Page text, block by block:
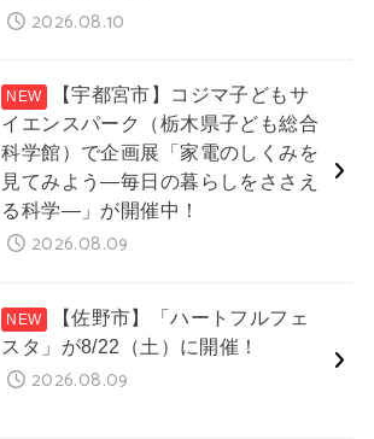
2026.08.10
【宇都宮市】コジマ子どもサ
イエンスパーク（栃木県子ども総合
科学館）で企画展「家電のしくみを
見てみよう―毎日の暮らしをささえ
る科学―」が開催中！
2026.08.09
【佐野市】「ハートフルフェ
スタ」が8/22（土）に開催！
2026.08.09